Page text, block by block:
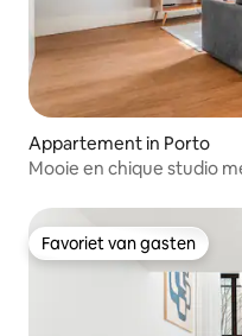
Appartement in Porto
Mooie en chique studio
Favoriet van gasten
Favoriet van gasten